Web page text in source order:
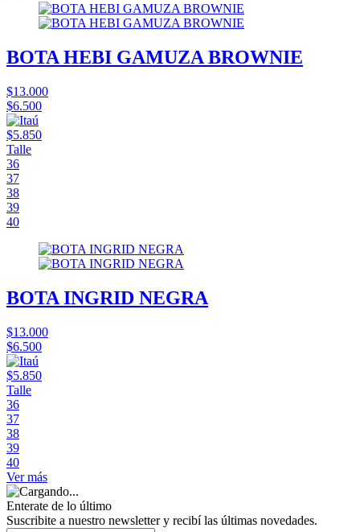
BOTA HEBI GAMUZA BROWNIE
$13.000
$6.500
$5.850
Talle
36
37
38
39
40
BOTA INGRID NEGRA
$13.000
$6.500
$5.850
Talle
36
37
38
39
40
Ver más
Enterate de lo último
Suscribite a nuestro newsletter y recibí las últimas novedades.